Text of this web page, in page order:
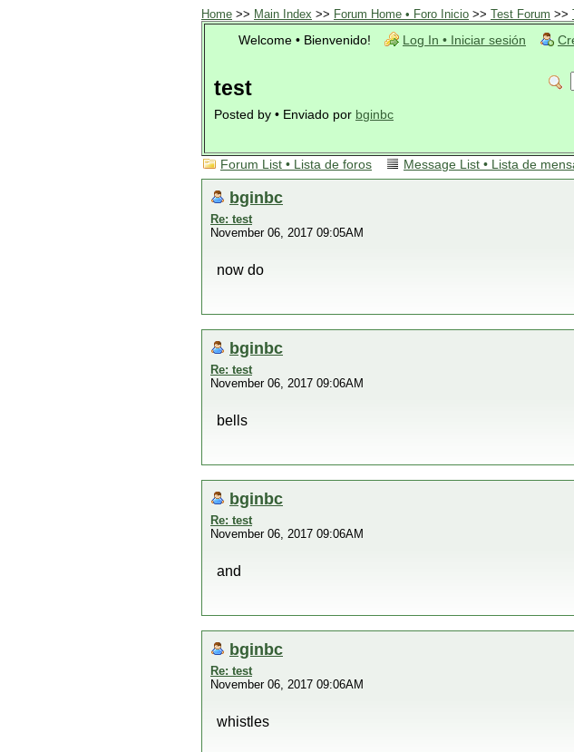
Home >> Main Index >> Forum Home • Foro Inicio >> Test Forum >>
Welcome • Bienvenido!
Log In • Iniciar sesión
test
Posted by • Enviado por bginbc
Forum List • Lista de foros Message List • Lista de
bginbc
Re: test
November 06, 2017 09:05AM
now do
bginbc
Re: test
November 06, 2017 09:06AM
bells
bginbc
Re: test
November 06, 2017 09:06AM
and
bginbc
Re: test
November 06, 2017 09:06AM
whistles